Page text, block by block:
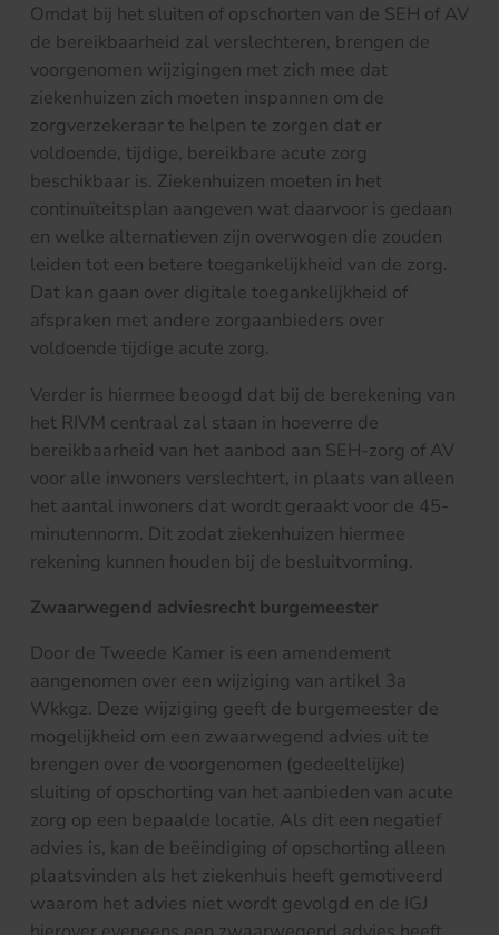
Omdat bij het sluiten of opschorten van de SEH of AV
de bereikbaarheid zal verslechteren, brengen de
voorgenomen wijzigingen met zich mee dat
ziekenhuizen zich moeten inspannen om de
zorgverzekeraar te helpen te zorgen dat er
voldoende, tijdige, bereikbare acute zorg
beschikbaar is. Ziekenhuizen moeten in het
continuïteitsplan aangeven wat daarvoor is gedaan
en welke alternatieven zijn overwogen die zouden
leiden tot een betere toegankelijkheid van de zorg.
Dat kan gaan over digitale toegankelijkheid of
afspraken met andere zorgaanbieders over
voldoende tijdige acute zorg.
Verder is hiermee beoogd dat bij de berekening van
het RIVM centraal zal staan in hoeverre de
bereikbaarheid van het aanbod aan SEH-zorg of AV
voor alle inwoners verslechtert, in plaats van alleen
het aantal inwoners dat wordt geraakt voor de 45-
minutennorm. Dit zodat ziekenhuizen hiermee
rekening kunnen houden bij de besluitvorming.
Zwaarwegend adviesrecht burgemeester
Door de Tweede Kamer is een amendement
aangenomen over een wijziging van artikel 3a
Wkkgz. Deze wijziging geeft de burgemeester de
mogelijkheid om een zwaarwegend advies uit te
brengen over de voorgenomen (gedeeltelijke)
sluiting of opschorting van het aanbieden van acute
zorg op een bepaalde locatie. Als dit een negatief
advies is, kan de beëindiging of opschorting alleen
plaatsvinden als het ziekenhuis heeft gemotiveerd
waarom het advies niet wordt gevolgd en de IGJ